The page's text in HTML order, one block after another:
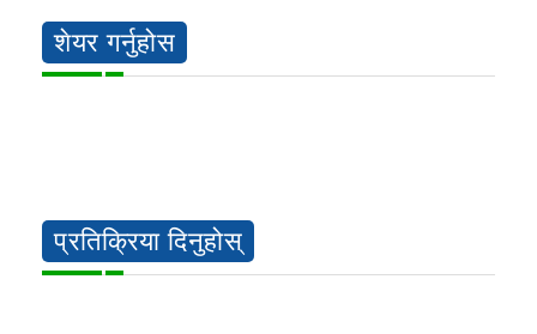
शेयर गर्नुहोस
प्रतिक्रिया दिनुहोस्